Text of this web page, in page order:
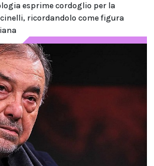
esprime cordoglio per la
ricordandolo come figura